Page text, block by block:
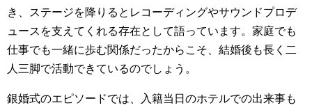
き、ステージを降りるとレコーディングやサウンドプロデ
ュースを支えてくれる存在として語っています。家庭でも
仕事でも一緒に歩む関係だったからこそ、結婚後も長く二
人三脚で活動できているのでしょう。
銀婚式のエピソードでは、入籍当日のホテルでの出来事も